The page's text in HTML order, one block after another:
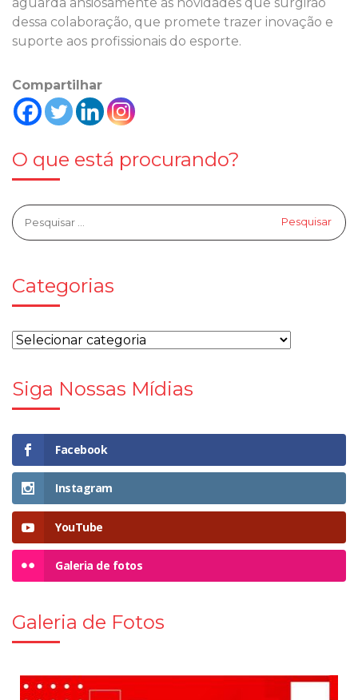
dessa colaboração, que promete trazer inovação e
suporte aos profissionais do esporte.
Compartilhar
O que está procurando?
Categorias
Siga Nossas Mídias
Facebook
Instagram
YouTube
Galeria de fotos
Galeria de Fotos